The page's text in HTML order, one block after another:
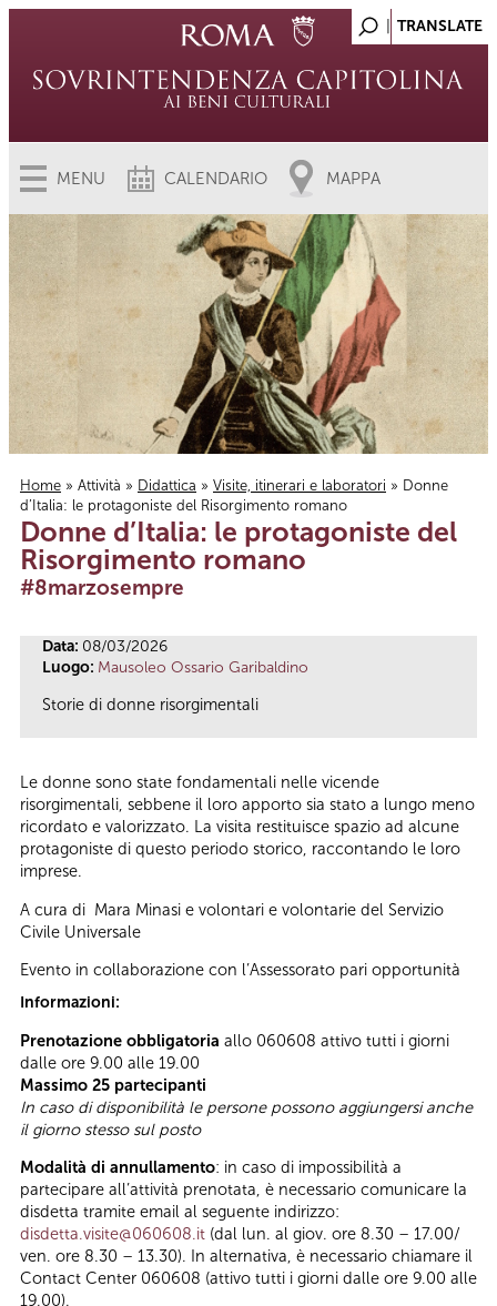
MENU CALENDARIO MAPPA
Tu sei qui
Home » Attività » Didattica » Visite, itinerari e laboratori » Donne
d’Italia: le protagoniste del Risorgimento romano
Donne d’Italia: le protagoniste del
Risorgimento romano
#8marzosempre
Data: 08/03/2026
Luogo: Mausoleo Ossario Garibaldino
Storie di donne risorgimentali
Le donne sono state fondamentali nelle vicende
risorgimentali, sebbene il loro apporto sia stato a lungo meno
ricordato e valorizzato. La visita restituisce spazio ad alcune
protagoniste di questo periodo storico, raccontando le loro
imprese.
A cura di Mara Minasi e volontari e volontarie del Servizio
Civile Universale
Evento in collaborazione con l’Assessorato pari opportunità
Informazioni:
Prenotazione obbligatoria allo 060608 attivo tutti i giorni
dalle ore 9.00 alle 19.00
Massimo 25 partecipanti
In caso di disponibilità le persone possono aggiungersi anche
il giorno stesso sul posto
Modalità di annullamento: in caso di impossibilità a
partecipare all’attività prenotata, è necessario comunicare la
disdetta tramite email al seguente indirizzo:
disdetta.visite@060608.it (dal lun. al giov. ore 8.30 – 17.00/
ven. ore 8.30 – 13.30). In alternativa, è necessario chiamare il
Contact Center 060608 (attivo tutti i giorni dalle ore 9.00 alle
19.00).